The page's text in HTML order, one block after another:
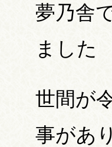
夢乃舎
ました
世間が
事があ